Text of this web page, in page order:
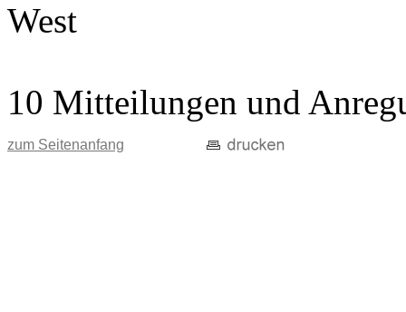
West
10 Mitteilungen und
zum Seitenanfang